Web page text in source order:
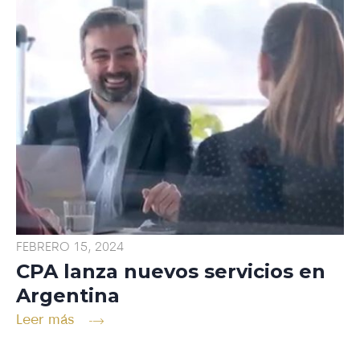
FEBRERO 15, 2024
CPA lanza nuevos servicios en
Argentina
Leer más